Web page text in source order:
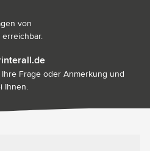
von
erreichbar.
Frage oder Anmerkung und
Ihnen.